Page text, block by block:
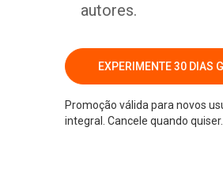
autores.
EXPERIMENTE 30 DIAS
Promoção válida para novos
integral. Cancele quando quiser.